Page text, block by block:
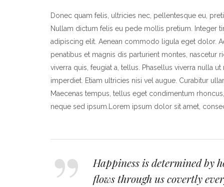
Donec quam felis, ultricies nec, pellentesque eu,
Nullam dictum felis eu pede mollis pretium. Integer
adipiscing elit. Aenean commodo ligula eget dolor.
penatibus et magnis dis parturient montes, nascetur
viverra quis, feugiat a, tellus. Phasellus viverra nulla
imperdiet. Etiam ultricies nisi vel augue. Curabitur
Maecenas tempus, tellus eget condimentum
neque sed ipsum.Lorem ipsum dolor sit amet,
Happiness is determined by
flows through us covertly